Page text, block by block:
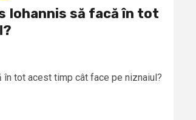
Iohannis să facă în tot
tot acest timp cât face pe niznaiul?